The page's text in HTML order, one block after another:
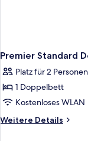
Premier Standard
Platz für 2 Personen
1 Doppelbett
Kostenloses WLAN
Weitere Details
Weitere